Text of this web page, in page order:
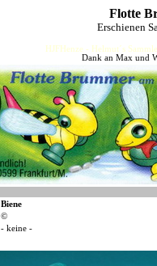
Flotte
Erschienen
HJFHenze - Helmut´s
Dank an Max und
Biene
©
- keine -